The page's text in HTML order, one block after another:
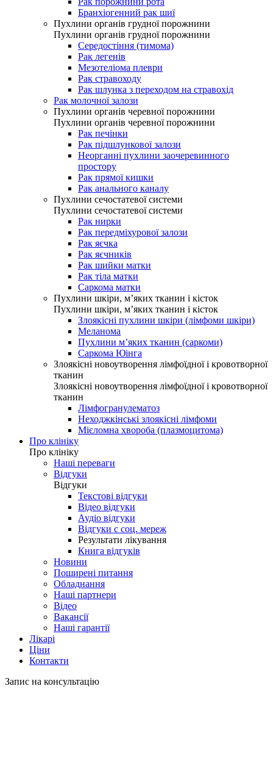
Бранхіогенний рак шиї
Пухлини органів грудної порожнини
Пухлини органів грудної порожнини
Середостіння (тимома)
Рак легенів
Мезотеліома плеври
Рак стравоходу
Рак шлунка з переходом на стравохід
Рак молочної залози
Пухлини органів черевної порожнини
Пухлини органів черевної порожнини
Рак печінки
Рак підшлункової залози
Неорганні пухлини заочеревинного
простору
Рак прямої кишки
Рак анального каналу
Пухлини сечостатевої системи
Пухлини сечостатевої системи
Рак нирки
Рак передміхурової залози
Рак яєчка
Рак яєчників
Рак шийки матки
Рак тіла матки
Саркома матки
Пухлини шкіри, м’яких тканин і кісток
Пухлини шкіри, м’яких тканин і кісток
Злоякісні пухлини шкіри (лімфоми шкіри)
Меланома
Пухлини м’яких тканин (саркоми)
Саркома Юінга
Злоякісні новоутворення лімфоїдної і кровотворної
тканин
Злоякісні новоутворення лімфоїдної і кровотворної
тканин
Лімфогранулематоз
Неходжкінські злоякісні лімфоми
Мієломна хвороба (плазмоцитома)
Про клініку
Про клініку
Наші переваги
Відгуки
Відгуки
Текстові відгуки
Відео відгуки
Аудіо відгуки
Відгуки с соц. мереж
Результати лікування
Книга відгуків
Новини
Поширені питання
Обладнання
Наші партнери
Відео
Вакансії
Наші гарантії
Лікарі
Ціни
Контакти
Запис на консультацію